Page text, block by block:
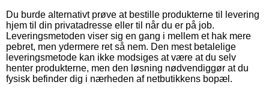
Du burde alternativt prøve at bestille produkterne til levering
hjem til din privatadresse eller til når du er på job.
Leveringsmetoden viser sig en gang i mellem et hak mere
pebret, men ydermere ret så nem. Den mest betalelige
leveringsmetode kan ikke modsiges at være at du selv
henter produkterne, men den løsning nødvendiggør at du
fysisk befinder dig i nærheden af netbutikkens bopæl.